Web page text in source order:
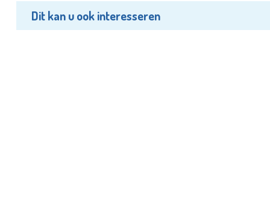
Dit kan u ook interesseren